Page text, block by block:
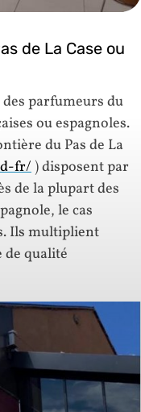
de La Case ou
parfumeurs du
ou espagnoles.
du Pas de La
fr/ ) disposent par
de la plupart des
le cas
Ils multiplient
de qualité